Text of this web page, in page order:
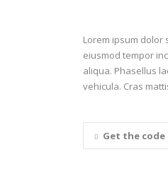
Lorem ipsum dolor
eiusmod tempor
aliqua. Phasellus
vehicula. Cras
Get the code